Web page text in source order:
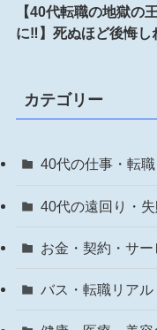
【40代転職の地獄の
に‼︎】死ぬほど後悔し
カテゴリー
40代の仕事・転
40代の遠回り・
お金・契約・サー
バス・転職リアル